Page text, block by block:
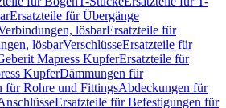
Ersatzteile für Übergänge
lösbarErsatzteile für
lösbarVerschlüsseErsatzteile für
Mapress KupferErsatzteile für
KupferDämmungen für
für Rohre und FittingsAbdeckungen für
Ersatzteile für Befestigungen für